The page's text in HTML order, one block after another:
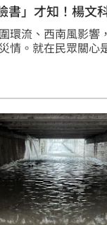
書」才知！楊文
環流、西南風影響
情。就在民眾關心
學校首長視實際情
民早已上班上課了
灌爆楊文科臉書「
鎮單位」。